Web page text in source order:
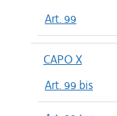
Art. 99
CAPO X
Art. 99 bis